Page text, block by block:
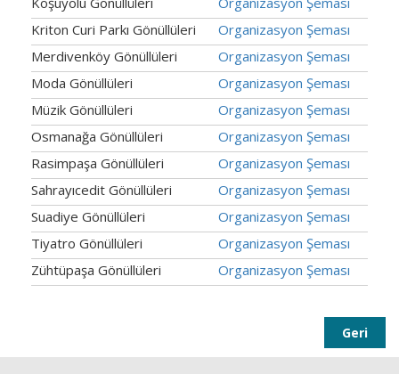
Kriton Curi Parkı Gönüllüleri
Organizasyon Şeması
Merdivenköy Gönüllüleri
Organizasyon Şeması
Moda Gönüllüleri
Organizasyon Şeması
Müzik Gönüllüleri
Organizasyon Şeması
Osmanağa Gönüllüleri
Organizasyon Şeması
Rasimpaşa Gönüllüleri
Organizasyon Şeması
Sahrayıcedit Gönüllüleri
Organizasyon Şeması
Suadiye Gönüllüleri
Organizasyon Şeması
Tiyatro Gönüllüleri
Organizasyon Şeması
Zühtüpaşa Gönüllüleri
Organizasyon Şeması
Geri